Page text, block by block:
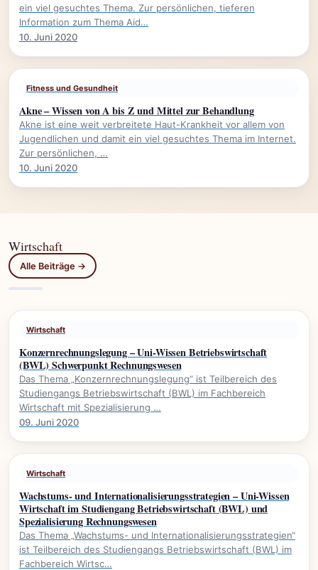
ein viel gesuchtes Thema. Zur persönlichen, tieferen
Information zum Thema Aid…
10. Juni 2020
Fitness und Gesundheit
Akne – Wissen von A bis Z und Mittel zur Behandlung
Akne ist eine weit verbreitete Haut-Krankheit vor allem von
Jugendlichen und damit ein viel gesuchtes Thema im Internet.
Zur persönlichen, …
10. Juni 2020
Wirtschaft
Alle Beiträge →
Wirtschaft
Konzernrechnungslegung – Uni-Wissen Betriebswirtschaft
(BWL) Schwerpunkt Rechnungswesen
Das Thema „Konzernrechnungslegung“ ist Teilbereich des
Studiengangs Betriebswirtschaft (BWL) im Fachbereich
Wirtschaft mit Spezialisierung …
09. Juni 2020
Wirtschaft
Wachstums- und Internationalisierungsstrategien – Uni-Wissen
Wirtschaft im Studiengang Betriebswirtschaft (BWL) und
Spezialisierung Rechnungswesen
Das Thema „Wachstums- und Internationalisierungsstrategien“
ist Teilbereich des Studiengangs Betriebswirtschaft (BWL) im
Fachbereich Wirtsc…